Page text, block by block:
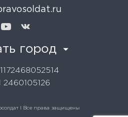
город
I Все права защищены